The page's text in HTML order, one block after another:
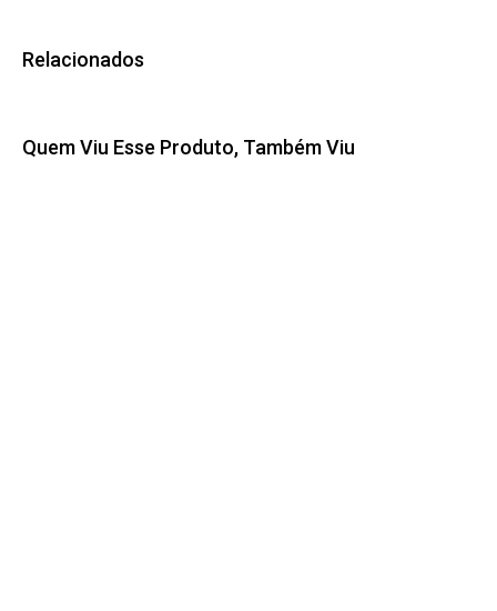
Relacionados
Quem Viu Esse Produto, Também Viu